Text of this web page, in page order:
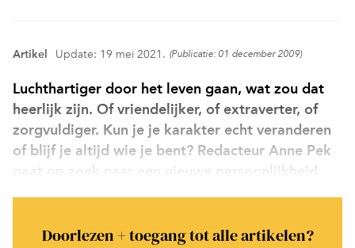
Artikel Update: 19 mei 2021. (Publicatie: 01 december 2009)
Luchthartiger door het leven gaan, wat zou dat
heerlijk zijn. Of vriendelijker, of extraverter, of
zorgvuldiger. Kun je je karakter echt veranderen
of blijf je altijd wie je bent? Redacteur Anne Pek
gaat op zoek naar een nieuwe persoonlijkheid.
Doorlezen + toegang tot alle artikelen?